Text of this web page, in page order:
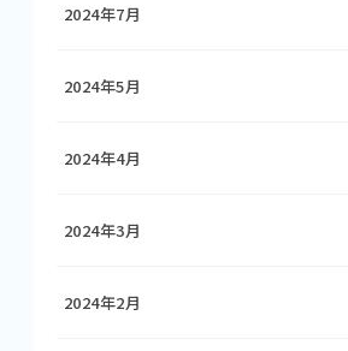
2024年7月
2024年5月
2024年4月
2024年3月
2024年2月